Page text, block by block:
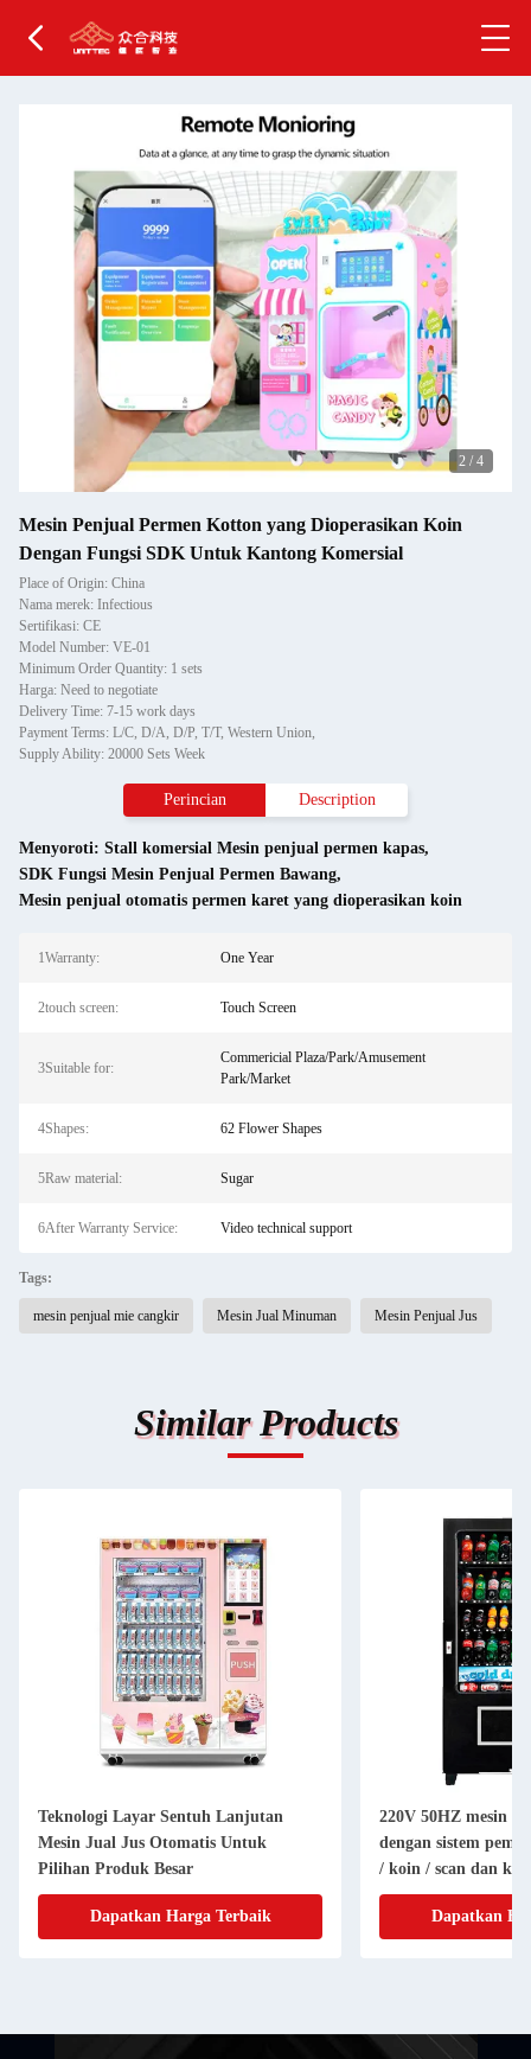
2 / 4
Mesin Penjual Permen Kotton yang Dioperasikan Koin
Dengan Fungsi SDK Untuk Kantong Komersial
Place of Origin: China
Nama merek: Infectious
Sertifikasi: CE
Model Number: VE-01
Minimum Order Quantity: 1 sets
Harga: Need to negotiate
Delivery Time: 7-15 work days
Payment Terms: L/C, D/A, D/P, T/T, Western Union,
Supply Ability: 20000 Sets Week
Perincian Description
Menyoroti: Stall komersial Mesin penjual permen kapas,
SDK Fungsi Mesin Penjual Permen Bawang,
Mesin penjual otomatis permen karet yang dioperasikan koin
1Warranty: One Year
2touch screen: Touch Screen
3Suitable for:
Commericial Plaza/Park/Amusement
Park/Market
4Shapes: 62 Flower Shapes
5Raw material: Sugar
6After Warranty Service: Video technical support
Tags:
mesin penjual mie cangkir Mesin Jual Minuman Mesin Penjual Jus
Similar Products
Teknologi Layar Sentuh Lanjutan
Mesin Jual Jus Otomatis Untuk
Pilihan Produk Besar
Dapatkan Harga Terbaik
220V 50HZ mesin
dengan sistem
/ koin / scan dan
stiker
Dapatkan